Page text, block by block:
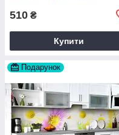
510 ₴
Купити
Подарунок